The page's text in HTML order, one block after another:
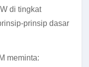
di tingkat
prinsip dasar
meminta: